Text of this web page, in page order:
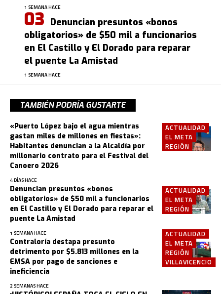
1 SEMANA HACE
Denuncian presuntos «bonos
obligatorios» de $50 mil a funcionarios
en El Castillo y El Dorado para reparar
el puente La Amistad
1 SEMANA HACE
TAMBIÉN PODRÍA GUSTARTE
ACTUALIDAD
EL META
REGIÓN
«Puerto López bajo el agua mientras
gastan miles de millones en fiestas»:
Habitantes denuncian a la Alcaldía por
millonario contrato para el Festival del
Canoero 2026
4 DÍAS HACE
ACTUALIDAD
EL META
REGIÓN
Denuncian presuntos «bonos
obligatorios» de $50 mil a funcionarios
en El Castillo y El Dorado para reparar el
puente La Amistad
1 SEMANA HACE
ACTUALIDAD
EL META
REGIÓN
VILLAVICENCIO
Contraloría destapa presunto
detrimento por $5.813 millones en la
EMSA por pago de sanciones e
ineficiencia
2 SEMANAS HACE